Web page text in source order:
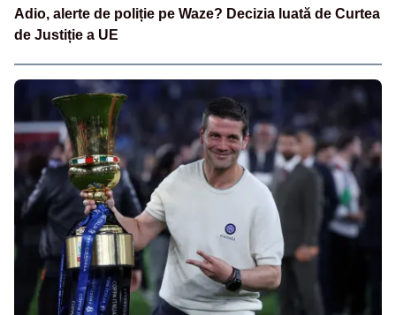
Adio, alerte de poliție pe Waze? Decizia luată de Curtea
de Justiție a UE